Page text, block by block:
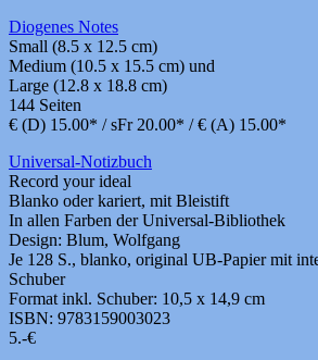
Diogenes Notes
Small (8.5 x 12.5 cm)
Medium (10.5 x 15.5 cm) und
Large (12.8 x 18.8 cm)
144 Seiten
€ (D) 15.00* / sFr 20.00* / € (A) 15.00*
Universal-Notizbuch
Record your ideal
Blanko oder kariert, mit Bleistift
In allen Farben der Universal-Bibliothek
Design: Blum, Wolfgang
Je 128 S., blanko, original UB-Papier mit
Schuber
Format inkl. Schuber: 10,5 x 14,9 cm
ISBN: 9783159003023
5.-€